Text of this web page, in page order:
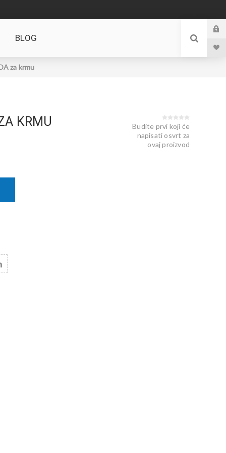
BLOG
za krmu
KRMU
Budite prvi koji će
napisati osvrt za
ovaj proizvod